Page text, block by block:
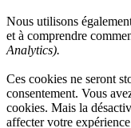
Nous utilisons
et à comprendre
Analytics).
Ces cookies ne seront
consentement. Vous
cookies. Mais la
affecter votre